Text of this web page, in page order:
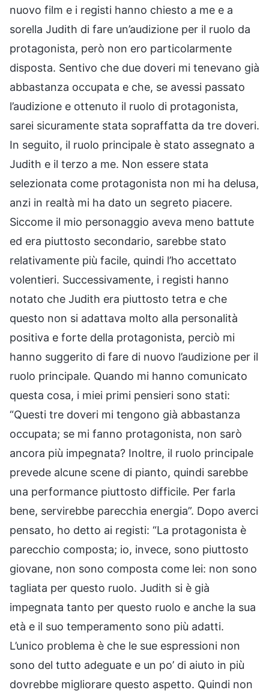
nuovo film e i registi hanno chiesto a me e a
sorella Judith di fare un’audizione per il ruolo da
protagonista, però non ero particolarmente
disposta. Sentivo che due doveri mi tenevano già
abbastanza occupata e che, se avessi passato
l’audizione e ottenuto il ruolo di protagonista,
sarei sicuramente stata sopraffatta da tre doveri.
In seguito, il ruolo principale è stato assegnato a
Judith e il terzo a me. Non essere stata
selezionata come protagonista non mi ha delusa,
anzi in realtà mi ha dato un segreto piacere.
Siccome il mio personaggio aveva meno battute
ed era piuttosto secondario, sarebbe stato
relativamente più facile, quindi l’ho accettato
volentieri. Successivamente, i registi hanno
notato che Judith era piuttosto tetra e che
questo non si adattava molto alla personalità
positiva e forte della protagonista, perciò mi
hanno suggerito di fare di nuovo l’audizione per il
ruolo principale. Quando mi hanno comunicato
questa cosa, i miei primi pensieri sono stati:
“Questi tre doveri mi tengono già abbastanza
occupata; se mi fanno protagonista, non sarò
ancora più impegnata? Inoltre, il ruolo principale
prevede alcune scene di pianto, quindi sarebbe
una performance piuttosto difficile. Per farla
bene, servirebbe parecchia energia”. Dopo averci
pensato, ho detto ai registi: “La protagonista è
parecchio composta; io, invece, sono piuttosto
giovane, non sono composta come lei: non sono
tagliata per questo ruolo. Judith si è già
impegnata tanto per questo ruolo e anche la sua
età e il suo temperamento sono più adatti.
L’unico problema è che le sue espressioni non
sono del tutto adeguate e un po’ di aiuto in più
dovrebbe migliorare questo aspetto. Quindi non